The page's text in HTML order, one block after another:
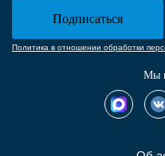
Политика в отношении обработки
Мы